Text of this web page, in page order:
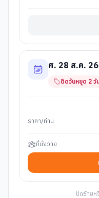
ศ. 28 ส.ค. 26
ติดวันหยุด 2 วั
ราคา/ท่าน
ที่นั่งว่าง
ปัดซ้ายห